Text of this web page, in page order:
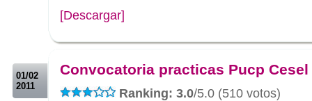
[Descargar]
01/02
2011
Convocatoria practicas Pucp Cesel
Ranking: 3.0/5.0 (510 votos)